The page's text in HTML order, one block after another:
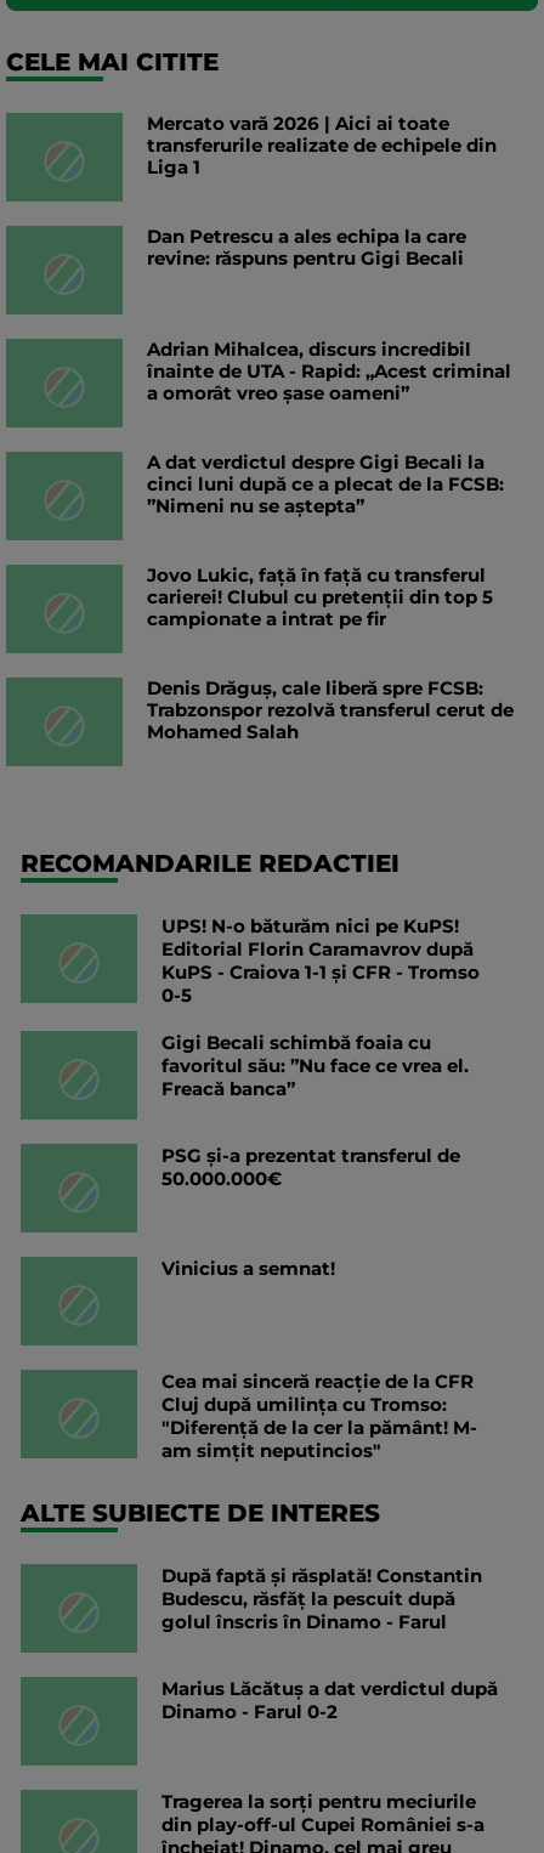
CELE MAI CITITE
Mercato vară 2026 | Aici ai toate
transferurile realizate de echipele din
Liga 1
Dan Petrescu a ales echipa la care
revine: răspuns pentru Gigi Becali
Adrian Mihalcea, discurs incredibil
înainte de UTA - Rapid: „Acest criminal
a omorât vreo șase oameni”
A dat verdictul despre Gigi Becali la
cinci luni după ce a plecat de la FCSB:
”Nimeni nu se aștepta”
Jovo Lukic, față în față cu transferul
carierei! Clubul cu pretenții din top 5
campionate a intrat pe fir
Denis Drăguș, cale liberă spre FCSB:
Trabzonspor rezolvă transferul cerut de
Mohamed Salah
RECOMANDARILE REDACTIEI
UPS! N-o băturăm nici pe KuPS!
Editorial Florin Caramavrov după
KuPS - Craiova 1-1 și CFR - Tromso
0-5
Gigi Becali schimbă foaia cu
favoritul său: ”Nu face ce vrea el.
Freacă banca”
PSG și-a prezentat transferul de
50.000.000€
Vinicius a semnat!
Cea mai sinceră reacție de la CFR
Cluj după umilința cu Tromso:
"Diferență de la cer la pământ! M-
am simțit neputincios"
ALTE SUBIECTE DE INTERES
După faptă și răsplată! Constantin
Budescu, răsfăț la pescuit după
golul înscris în Dinamo - Farul
Marius Lăcătuș a dat verdictul după
Dinamo - Farul 0-2
Tragerea la sorți pentru meciurile
din play-off-ul Cupei României s-a
încheiat! Dinamo, cel mai greu